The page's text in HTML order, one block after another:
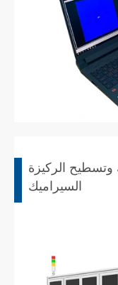
الركيزة
السيراميك